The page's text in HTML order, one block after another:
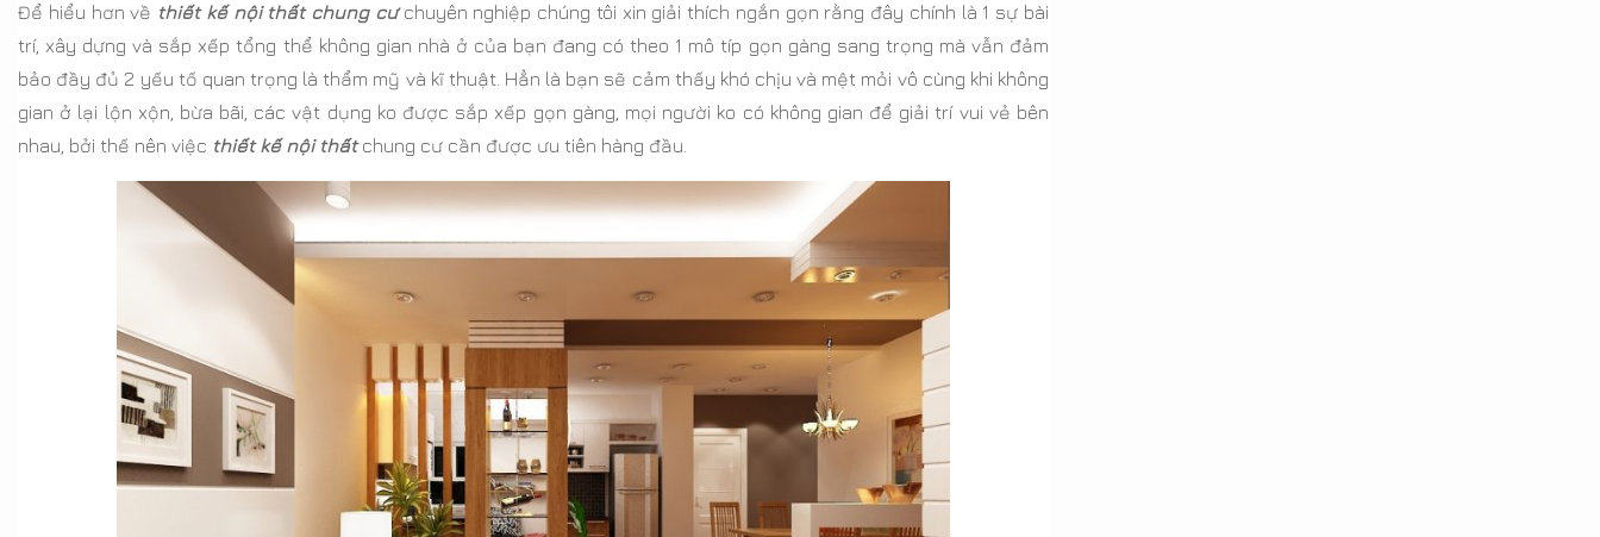
Để hiểu hơn về thiết kế nội thất chung cưchuyên nghiệp chúng tôi xin giải thích ngắn gọn rằng đây chính là 1 sự bài
trí, xây dựng và sắp xếp tổng thể không gian nhà ở của bạn đang có theo 1 mô típ gọn gàng sang trọng mà vẫn đảm
bảo đầy đủ 2 yếu tố quan trọng là thẩm mỹ và kĩ thuật. Hẳn là bạn sẽ cảm thấy khó chịu và mệt mỏi vô cùng khi không
gian ở lại lộn xộn, bừa bãi, các vật dụng ko được sắp xếp gọn gàng, mọi người ko có không gian để giải trí vui vẻ bên
nhau, bởi thế nên việc thiết kế nội thấtchung cư cần được ưu tiên hàng đầu.